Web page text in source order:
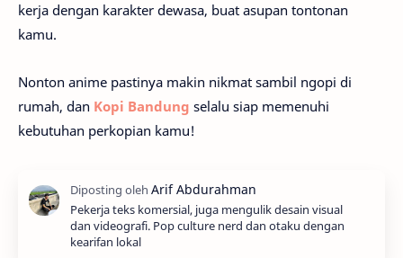
kerja dengan karakter dewasa, buat asupan tontonan
kamu.
Nonton anime pastinya makin nikmat sambil ngopi di
rumah, dan Kopi Bandung selalu siap memenuhi
kebutuhan perkopian kamu!
Pekerja teks komersial, juga mengulik desain visual
dan videografi. Pop culture nerd dan otaku dengan
kearifan lokal